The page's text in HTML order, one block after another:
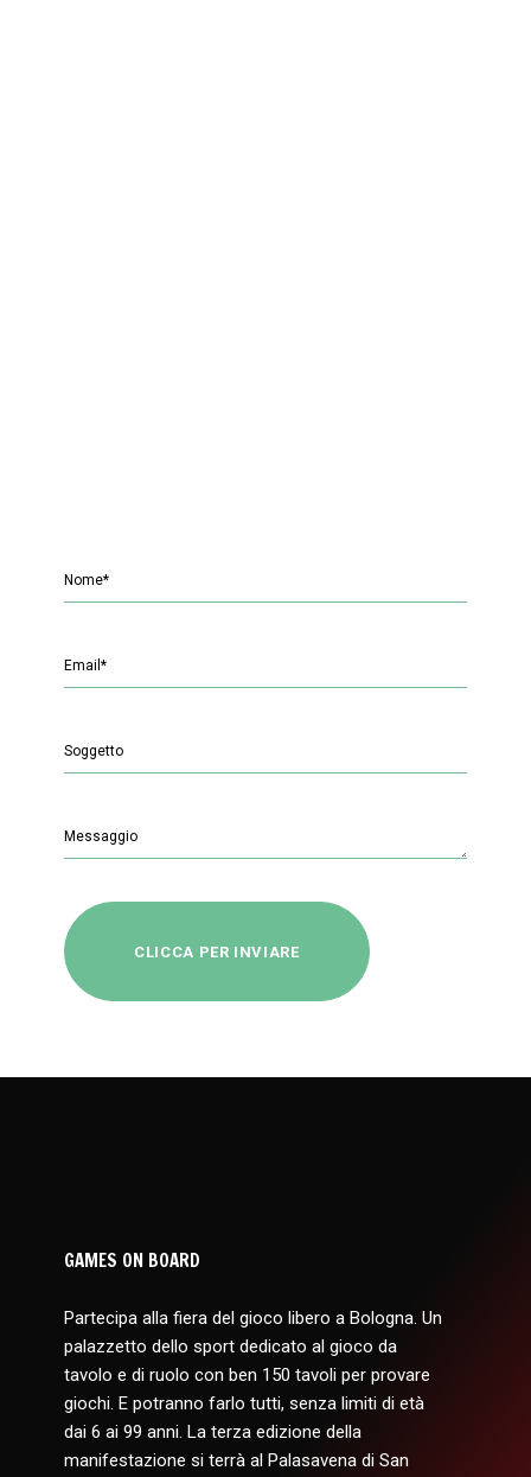
GAMES ON BOARD
Partecipa alla fiera del gioco libero a Bologna. Un
palazzetto dello sport dedicato al gioco da
tavolo e di ruolo con ben 150 tavoli per provare
giochi. E potranno farlo tutti, senza limiti di età
dai 6 ai 99 anni. La terza edizione della
manifestazione si terrà al Palasavena di San